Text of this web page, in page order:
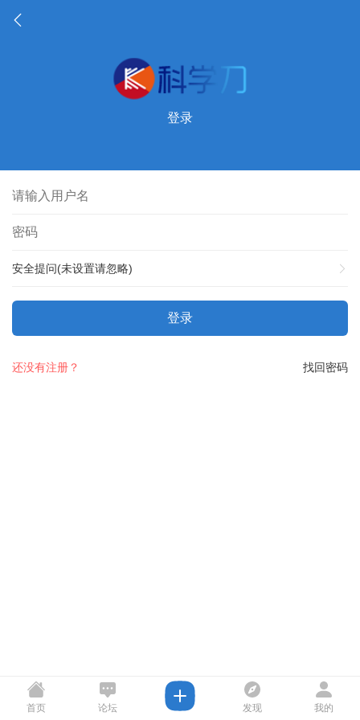
登录
安全提问(未设置请忽略)
登录
找回密码
还没有注册？
首页 论坛 发现 我的